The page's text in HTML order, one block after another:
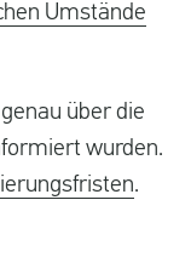
Umstände
über die
wurden.
.